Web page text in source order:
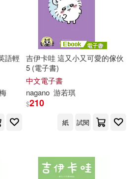
Bobby(1)
Camille(1)
Inc(1)
語輕
吉伊卡哇 這又小又可愛的傢伙
5 (電子書)
中文電子書
nagano 游若琪
$210
紙 試閱